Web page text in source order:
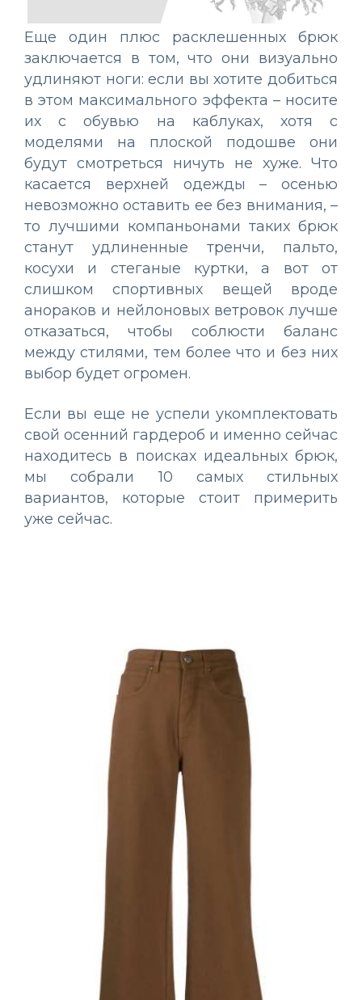
Еще один плюс расклешенных брюк
заключается в том, что они визуально
удлиняют ноги: если вы хотите добиться
в этом максимального эффекта – носите
их с обувью на каблуках, хотя с
моделями на плоской подошве они
будут смотреться ничуть не хуже. Что
касается верхней одежды – осенью
невозможно оставить ее без внимания, –
то лучшими компаньонами таких брюк
станут удлиненные тренчи, пальто,
косухи и стеганые куртки, а вот от
слишком спортивных вещей вроде
анораков и нейлоновых ветровок лучше
отказаться, чтобы соблюсти баланс
между стилями, тем более что и без них
выбор будет огромен.
Если вы еще не успели укомплектовать
свой осенний гардероб и именно сейчас
находитесь в поисках идеальных брюк,
мы собрали 10 самых стильных
вариантов, которые стоит примерить
уже сейчас.